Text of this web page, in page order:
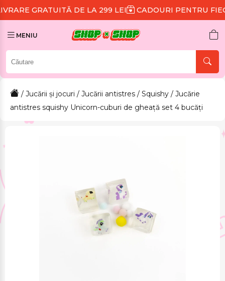
DE LA 299 LEI CADOURI PENTRU FIECARE
MENIU
/ Jucării și jocuri / Jucării antistres / Squishy / Jucărie
antistres squishy Unicorn-cuburi de gheață set 4 bucăți